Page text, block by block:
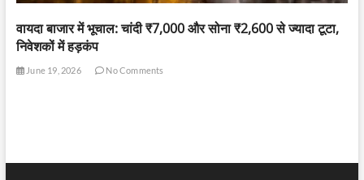
वायदा बाजार में भूचाल: चांदी ₹7,000 और सोना ₹2,600 से ज्यादा टूटा,
निवेशकों में हड़कंप
June 19, 2026 No Comments